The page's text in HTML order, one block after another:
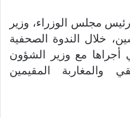
مجلس الوزراء، وزير
خلال الندوة الصحفية
أجراها مع وزير الشؤون
والمغاربة المقيمين